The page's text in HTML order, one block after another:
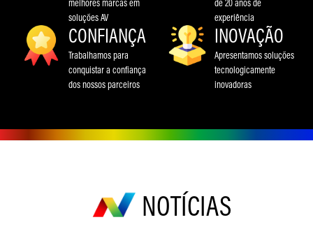
melhores marcas em
soluções AV
de 20 anos de
experiência
CONFIANÇA
Trabalhamos para
conquistar a confiança
dos nossos parceiros
INOVAÇÃO
Apresentamos soluções
tecnologicamente
inovadoras
NOTÍCIAS